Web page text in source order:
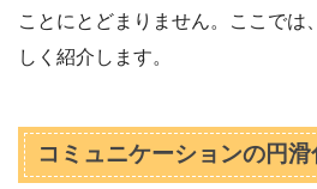
ことにとどまりません。ここでは
しく紹介します。
コミュニケーションの円滑